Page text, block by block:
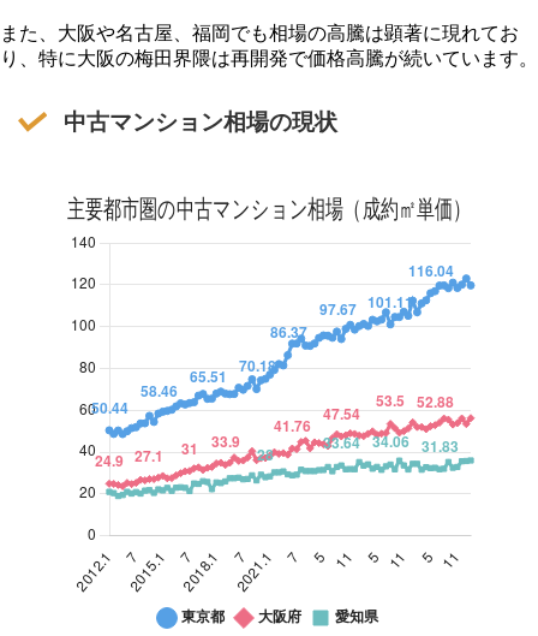
平
均
価
85168.63106.92
91.5
86175.56104.6191
87
261.03 114.84 103.7
89422.4 209.22138
453.09 288.09
182
294.36194.7 141
94271.92182.16 137
235.95171.6 134
240.57170.61127
220.11159.39121
201.3
118
195.03 138.93117
205.59139.92
209.55142.56116.2
211.2 141.9
124.5
220.11151.47125.1
250.14
275.7
165.8
147.2
268.2 173.8
142.7
267.4 174.2
146.9
171.1 150.3
また、大阪や名古屋、福岡でも相場の高騰は顕著に現れてお
り、特に大阪の梅田界隈は再開発で価格高騰が続いています。
中古マンション相場の現状